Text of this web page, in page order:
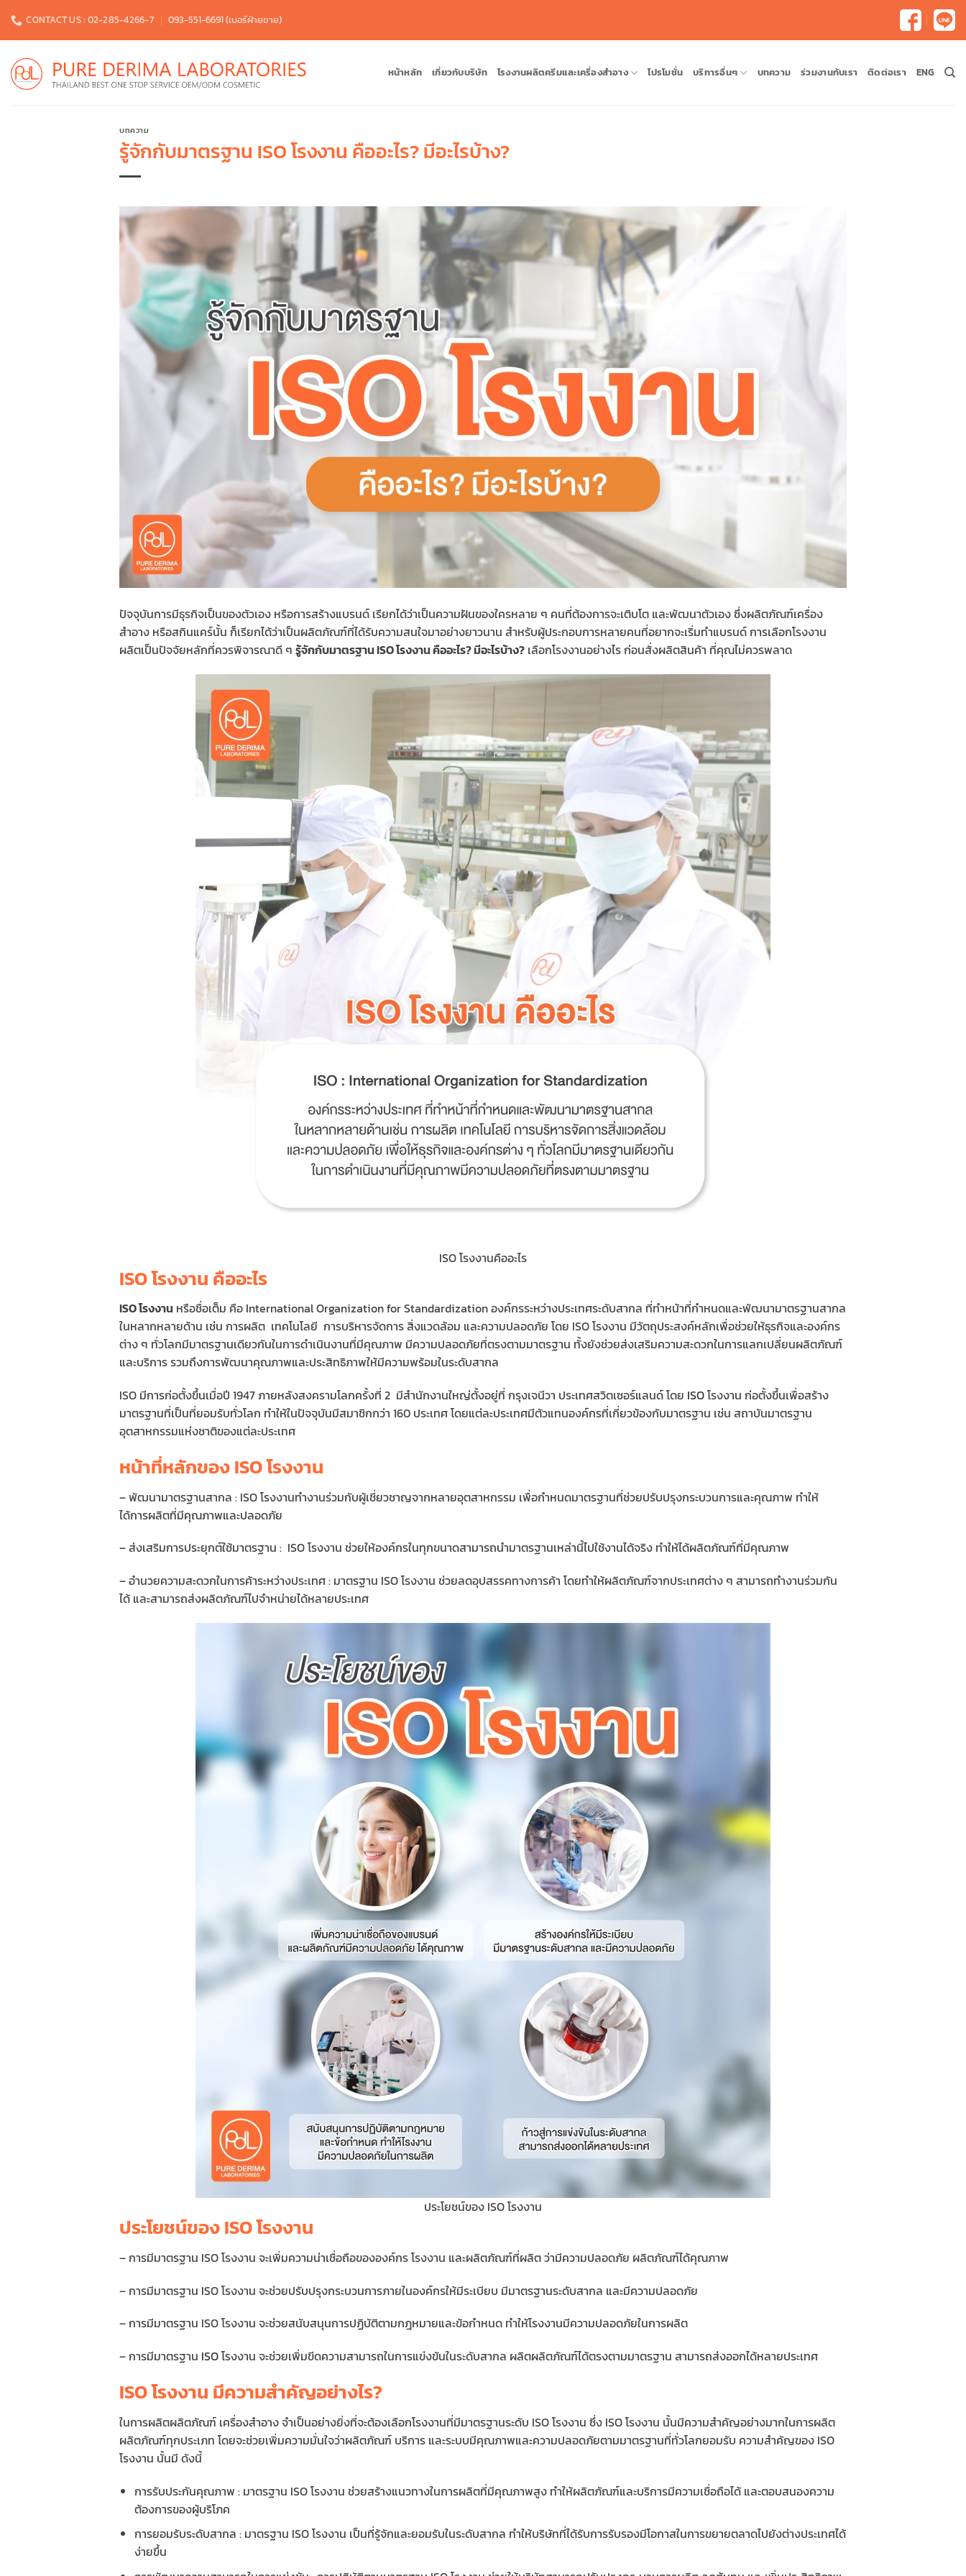
content
CONTACT US : 02-285-4266-7 093-551-6691 (เบอร์ฝ่ายขาย)
หน้าหลัก เกี่ยวกับบริษัท โรงงานผลิตครีมและเครื่องสำอาง โปรโมชั่น บริการอื่นๆ บทความ ร่วมงานกับเรา ติดต่อเรา ENG
บทความ
รู้จักกับมาตรฐาน ISO โรงงาน คืออะไร? มีอะไรบ้าง?
ปัจจุบันการมีธุรกิจเป็นของตัวเอง หรือการสร้างแบรนด์ เรียกได้ว่าเป็นความฝันของใครหลาย ๆ คนที่ต้องการจะเติบโต และพัฒนาตัวเอง ซึ่งผลิตภัณฑ์เครื่อง
สำอาง หรือสกินแคร์นั้น ก็เรียกได้ว่าเป็นผลิตภัณฑ์ที่ได้รับความสนใจมาอย่างยาวนาน สำหรับผู้ประกอบการหลายคนที่อยากจะเริ่มทำแบรนด์ การเลือกโรงงาน
ผลิตเป็นปัจจัยหลักที่ควรพิจารณาดี ๆรู้จักกับมาตรฐาน ISO โรงงาน คืออะไร? มีอะไรบ้าง? เลือกโรงงานอย่างไร ก่อนสั่งผลิตสินค้า ที่คุณไม่ควรพลาด
ISO โรงงานคืออะไร
ISO โรงงาน คืออะไร
ISO โรงงาน หรือชื่อเต็ม คือ International Organization for Standardization องค์กรระหว่างประเทศระดับสากล ที่ทำหน้าที่กำหนดและพัฒนามาตรฐานสากล
ในหลากหลายด้าน เช่น การผลิต เทคโนโลยี การบริหารจัดการ สิ่งแวดล้อม และความปลอดภัย โดย ISO โรงงาน มีวัตถุประสงค์หลักเพื่อช่วยให้ธุรกิจและองค์กร
ต่าง ๆ ทั่วโลกมีมาตรฐานเดียวกันในการดำเนินงานที่มีคุณภาพ มีความปลอดภัยที่ตรงตามมาตรฐาน ทั้งยังช่วยส่งเสริมความสะดวกในการแลกเปลี่ยนผลิตภัณฑ์
และบริการ รวมถึงการพัฒนาคุณภาพและประสิทธิภาพให้มีความพร้อมในระดับสากล
ISO มีการก่อตั้งขึ้นเมื่อปี 1947 ภายหลังสงครามโลกครั้งที่ 2 มีสำนักงานใหญ่ตั้งอยู่ที่ กรุงเจนีวา ประเทศสวิตเซอร์แลนด์ โดย ISOโรงงาน ก่อตั้งขึ้นเพื่อสร้าง
มาตรฐานที่เป็นที่ยอมรับทั่วโลก ทำให้ในปัจจุบันมีสมาชิกกว่า 160 ประเทศ โดยแต่ละประเทศมีตัวแทนองค์กรที่เกี่ยวข้องกับมาตรฐาน เช่น สถาบันมาตรฐาน
อุตสาหกรรมแห่งชาติของแต่ละประเทศ
หน้าที่หลักของ ISO โรงงาน
– พัฒนามาตรฐานสากล : ISO โรงงานทำงานร่วมกับผู้เชี่ยวชาญจากหลายอุตสาหกรรม เพื่อกำหนดมาตรฐานที่ช่วยปรับปรุงกระบวนการและคุณภาพ ทำให้
ได้การผลิตที่มีคุณภาพและปลอดภัย
– ส่งเสริมการประยุกต์ใช้มาตรฐาน : ISO โรงงาน ช่วยให้องค์กรในทุกขนาดสามารถนำมาตรฐานเหล่านี้ไปใช้งานได้จริง ทำให้ได้ผลิตภัณฑ์ที่มีคุณภาพ
– อำนวยความสะดวกในการค้าระหว่างประเทศ : มาตรฐาน ISO โรงงาน ช่วยลดอุปสรรคทางการค้า โดยทำให้ผลิตภัณฑ์จากประเทศต่าง ๆ สามารถทำงานร่วมกัน
ได้ และสามารถส่งผลิตภัณฑ์ไปจำหน่ายได้หลายประเทศ
ประโยชน์ของ ISO โรงงาน
ประโยชน์ของ ISO โรงงาน
– การมีมาตรฐาน ISO โรงงาน จะเพิ่มความน่าเชื่อถือขององค์กร โรงงาน และผลิตภัณฑ์ที่ผลิต ว่ามีความปลอดภัย ผลิตภัณฑ์ได้คุณภาพ
– การมีมาตรฐาน ISO โรงงาน จะช่วยปรับปรุงกระบวนการภายในองค์กรให้มีระเบียบ มีมาตรฐานระดับสากล และมีความปลอดภัย
– การมีมาตรฐาน ISO โรงงาน จะช่วยสนับสนุนการปฏิบัติตามกฎหมายและข้อกำหนด ทำให้โรงงานมีความปลอดภัยในการผลิต
– การมีมาตรฐาน ISOโรงงาน จะช่วยเพิ่มขีดความสามารถในการแข่งขันในระดับสากล ผลิตผลิตภัณฑ์ได้ตรงตามมาตรฐาน สามารถส่งออกได้หลายประเทศ
ISO โรงงาน มีความสำคัญอย่างไร?
ในการผลิตผลิตภัณฑ์ เครื่องสำอาง จำเป็นอย่างยิ่งที่จะต้องเลือกโรงงานที่มีมาตรฐานระดับ ISO โรงงาน ซึ่ง ISO โรงงาน นั้นมีความสำคัญอย่างมากในการผลิต
ผลิตภัณฑ์ทุกประเภท โดยจะช่วยเพิ่มความมั่นใจว่าผลิตภัณฑ์ บริการ และระบบมีคุณภาพและความปลอดภัยตามมาตรฐานที่ทั่วโลกยอมรับ ความสำคัญของ ISO
โรงงาน นั้นมี ดังนี้
การรับประกันคุณภาพ : มาตรฐาน ISO โรงงาน ช่วยสร้างแนวทางในการผลิตที่มีคุณภาพสูง ทำให้ผลิตภัณฑ์และบริการมีความเชื่อถือได้ และตอบสนองความ
ต้องการของผู้บริโภค
การยอมรับระดับสากล : มาตรฐาน ISO โรงงาน เป็นที่รู้จักและยอมรับในระดับสากล ทำให้บริษัทที่ได้รับการรับรองมีโอกาสในการขยายตลาดไปยังต่างประเทศได้
ง่ายขึ้น